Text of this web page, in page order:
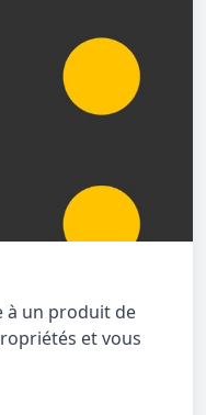
à un produit de
et vous